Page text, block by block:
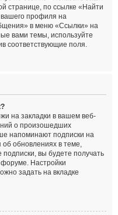
странице, по ссылке «Найти
профиля на
в меню «Ссылки» на
вами темы, используйте
соответствующие поля.
на закладки в вашем веб-
о произошедших
напоминают подписки на
обновлениях в теме,
подписки, вы будете получать
Настройки
задать на вкладке